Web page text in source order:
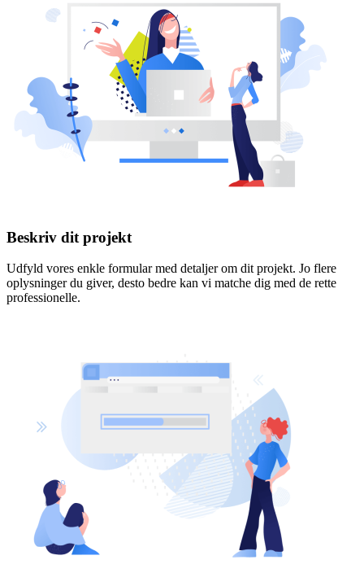
Beskriv dit projekt
Udfyld vores enkle formular med detaljer om dit projekt. Jo flere
oplysninger du giver, desto bedre kan vi matche dig med de rette
professionelle.